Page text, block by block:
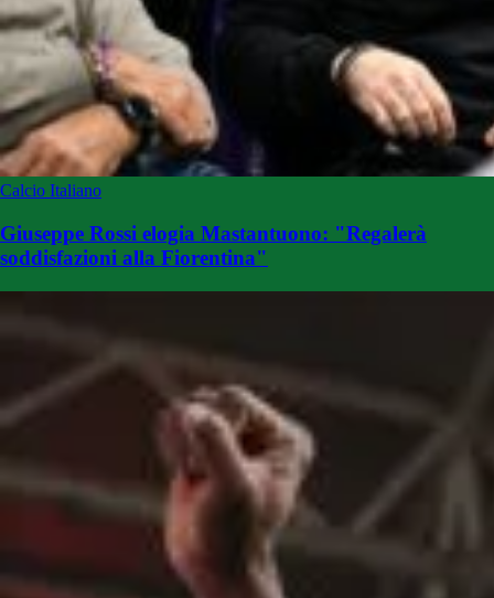
Calcio Italiano
Giuseppe Rossi elogia Mastantuono: "Regalerà
soddisfazioni alla Fiorentina"